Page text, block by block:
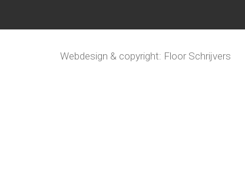
Webdesign & copyright: Floor Schrijvers